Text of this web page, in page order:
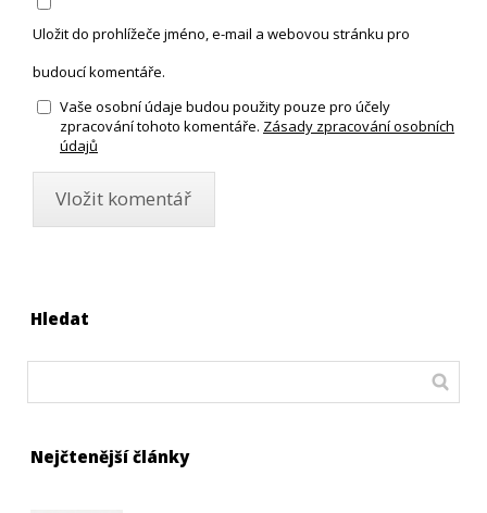
Uložit do prohlížeče jméno, e-mail a webovou stránku pro
budoucí komentáře.
Vaše osobní údaje budou použity pouze pro účely
zpracování tohoto komentáře. Zásady zpracování osobních
údajů
Hledat
Nejčtenější články